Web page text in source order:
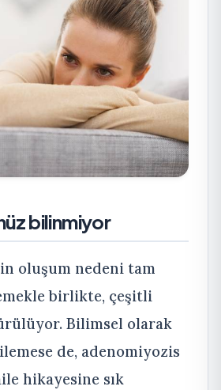
bilinmiyor
oluşum nedeni tam
birlikte, çeşitli
Bilimsel olarak
de, adenomiyozis
hikayesine sık